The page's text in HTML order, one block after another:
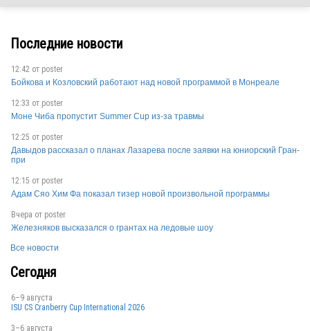
GER
GER
GER
Последние новости
12:42 от poster
Бойкова и Козловский работают над новой программой в Монреале
12:33 от poster
Моне Чиба пропустит Summer Cup из-за травмы
12:25 от poster
Давыдов рассказал о планах Лазарева после заявки на юниорский Гран-
при
12:15 от poster
Адам Сяо Хим Фа показал тизер новой произвольной программы
Вчера от poster
Железняков высказался о грантах на ледовые шоу
Все новости
Сегодня
6–9 августа
ISU CS Cranberry Cup International 2026
3–6 августа